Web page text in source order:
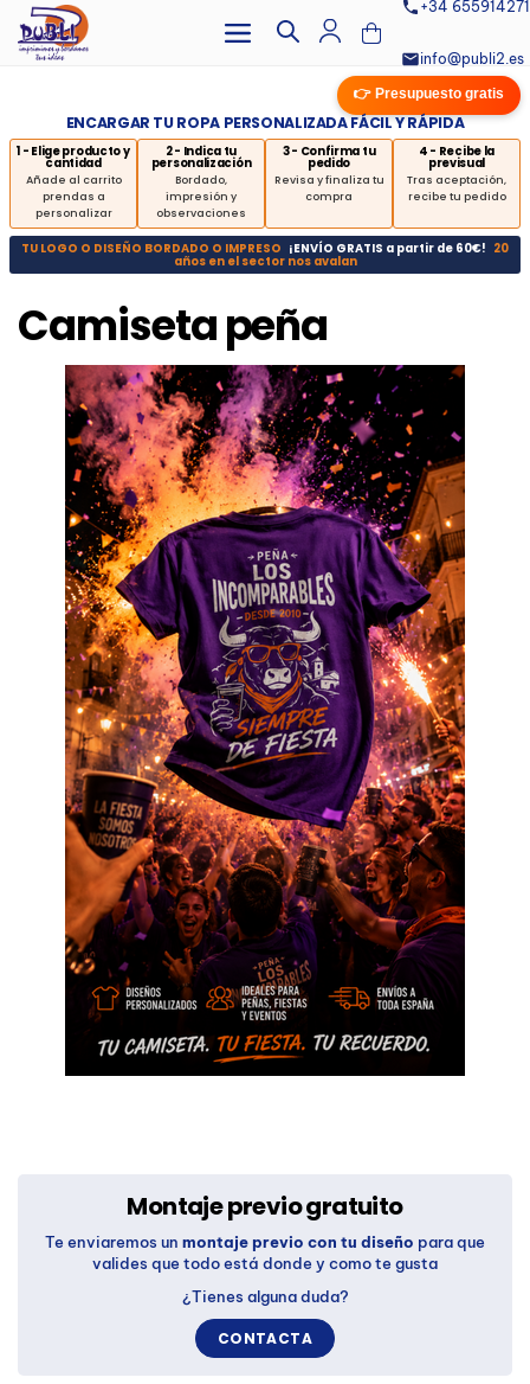
+34 655914271
info@publi2.es
👉 Presupuesto gratis
ENCARGAR TU ROPA PERSONALIZADA FÁCIL Y RÁPIDA
1 - Elige producto y
cantidad
Añade al carrito
prendas a
personalizar
2 - Indica tu
personalización
Bordado,
impresión y
observaciones
3 - Confirma tu
pedido
Revisa y finaliza tu
compra
4 - Recibe la
previsual
Tras aceptación,
recibe tu pedido
TU LOGO O DISEÑO BORDADO O IMPRESO ¡ENVÍO GRATIS a partir de 60€! 20
años en el sector nos avalan
Camiseta peña
Montaje previo gratuito
Te enviaremos un montaje previo con tu diseño para que
valides que todo está donde y como te gusta
¿Tienes alguna duda?
CONTACTA